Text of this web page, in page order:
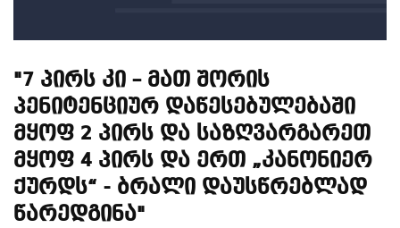
"7 Პირს Კი – Მათ Შორის
Პენიტენციურ Დაწესებულებაში
Მყოფ 2 Პირს Და Საზღვარგარეთ
Მყოფ 4 Პირს Და Ერთ „კანონიერ
Ქურდს“ - Ბრალი Დაუსწრებლად
Წარედგინა"